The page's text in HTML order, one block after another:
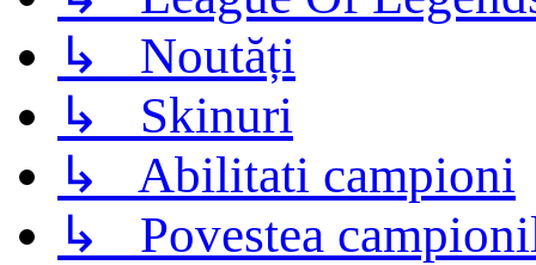
↳ Noutăți
↳ Skinuri
↳ Abilitati campioni
↳ Povestea